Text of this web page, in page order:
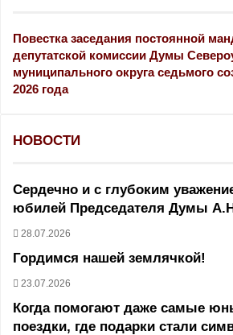
Повестка заседания постоянной
депутатской комиссии Думы
муниципального округа седьмого
2026 года
НОВОСТИ
Сердечно и с глубоким
юбилей Председателя Думы
28.07.2026
Гордимся нашей землячкой!
23.07.2026
Когда помогают даже самые
поездки, где подарки стали